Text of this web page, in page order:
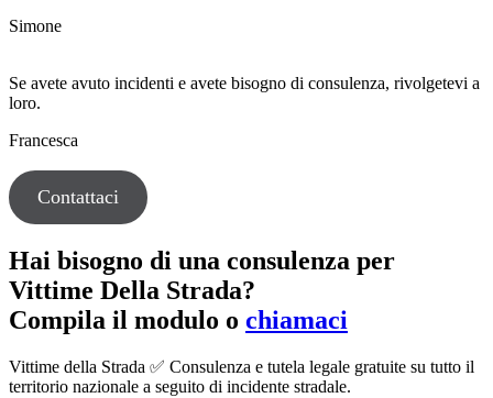
Simone
Se avete avuto incidenti e avete bisogno di consulenza, rivolgetevi a
loro.
Francesca
Contattaci
Hai bisogno di una consulenza per
Vittime Della Strada?
Compila il modulo o chiamaci
Vittime della Strada ✅ Consulenza e tutela legale gratuite su tutto il
territorio nazionale a seguito di incidente stradale.